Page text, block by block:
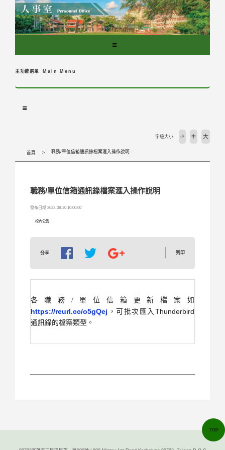
主功能選單 Main Menu
首頁 職務/單位信箱通訊錄檔案滙入操作說明
字級大小 小 中 大
職務/單位信箱通訊錄檔案滙入操作說明
發布日期 2023-08-30 10:00:00
校內公告
分享 列印
各職務/單位信箱更新檔案如
https://reurl.cc/o5gQej ，可批次匯入 Thunderbird
通訊錄的檔案類型。
TOP